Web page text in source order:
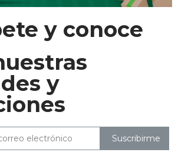
y conoce
y
Suscribirme